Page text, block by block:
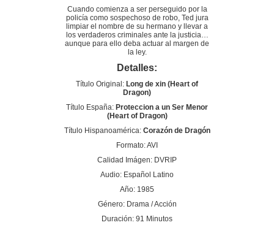
Cuando comienza a ser perseguido por la
policía como sospechoso de robo, Ted jura
limpiar el nombre de su hermano y llevar a
los verdaderos criminales ante la justicia…
aunque para ello deba actuar al margen de
la ley.
Detalles:
Título Original: Long de xin (Heart of
Dragon)
Título España: Proteccion a un Ser Menor
(Heart of Dragon)
Título Hispanoamérica:Corazón de Dragón
Formato: AVI
Calidad Imágen: DVRIP
Audio: Español Latino
Año: 1985
Género: Drama / Acción
Duración: 91 Minutos